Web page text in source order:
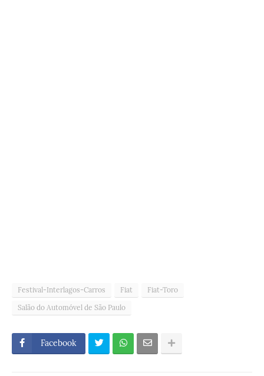
Festival-Interlagos-Carros Fiat
Fiat-Toro
Salão do Automóvel de São Paulo
Facebook